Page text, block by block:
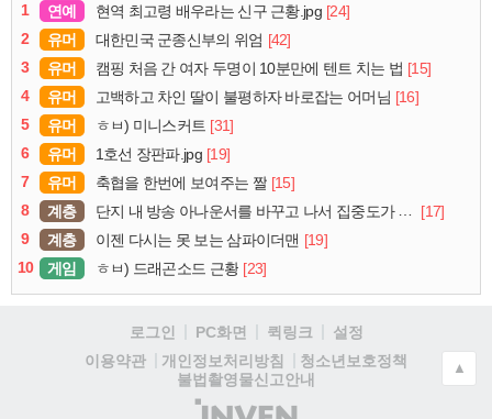
1 연예 현역 최고령 배우라는 신구 근황.jpg [24]
2
유머 대한민국 군종신부의 위엄 [42]
3
유머 캠핑 처음 간 여자 두명이 10분만에 텐트 치는 법 [15]
4
유머 고백하고 차인 딸이 불평하자 바로잡는 어머님 [16]
5
유머 ㅎㅂ) 미니스커트 [31]
6
유머 1호선 장판파.jpg [19]
7
유머 축협을 한번에 보여주는 짤 [15]
8
계층 단지 내 방송 아나운서를 바꾸고 나서 집중도가 확 올라갔다는 한 아파트의 안내방송
[17]
9
계층 이젠 다시는 못 보는 삼파이더맨 [19]
10
게임 ㅎㅂ) 드래곤소드 근황 [23]
로그인 PC화면 퀵링크
설정
이용약관
개인정보처리방침
청소년보호정책
불법촬영물신고안내
(주)
▲